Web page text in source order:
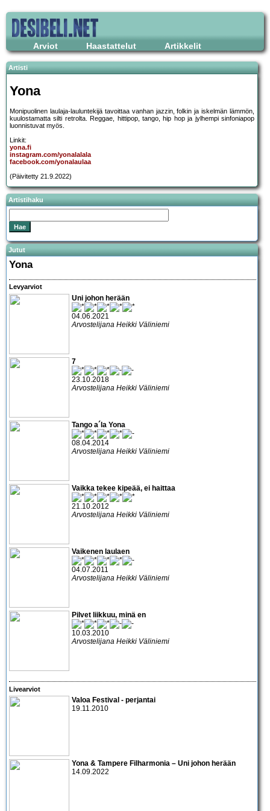
Arviot Haastattelut Artikkelit
Artisti
Yona
Monipuolinen laulaja-lauluntekijä tavoittaa vanhan jazzin, folkin ja iskelmän lämmön,
kuulostamatta silti retrolta. Reggae, hittipop, tango, hip hop ja jylhempi sinfoniapop
luonnistuvat myös.
Linkit:
yona.fi
instagram.com/yonalalala
facebook.com/yonalaulaa
(Päivitetty 21.9.2022)
Artistihaku
Jutut
Yona
Levyarviot
Uni johon herään
04.06.2021
Arvostelijana Heikki Väliniemi
7
23.10.2018
Arvostelijana Heikki Väliniemi
Tango a´la Yona
08.04.2014
Arvostelijana Heikki Väliniemi
Vaikka tekee kipeää, ei haittaa
21.10.2012
Arvostelijana Heikki Väliniemi
Vaikenen laulaen
04.07.2011
Arvostelijana Heikki Väliniemi
Pilvet liikkuu, minä en
10.03.2010
Arvostelijana Heikki Väliniemi
Livearviot
Valoa Festival - perjantai
19.11.2010
Yona & Tampere Filharmonia – Uni johon herään
14.09.2022